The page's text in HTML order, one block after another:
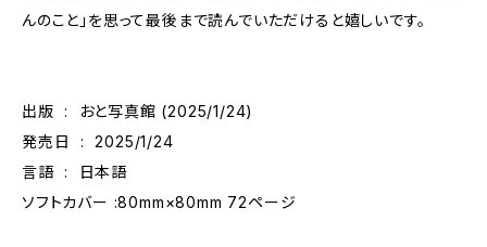
んのこと」を思って最後まで読んでいただけると嬉しいです。
出版 ‏ : ‎ おと写真館 (2025/1/24)
発売日 ‏ : ‎ 2025/1/24
言語 ‏ : ‎ 日本語
ソフトカバー :80mm×80mm ‎72ページ